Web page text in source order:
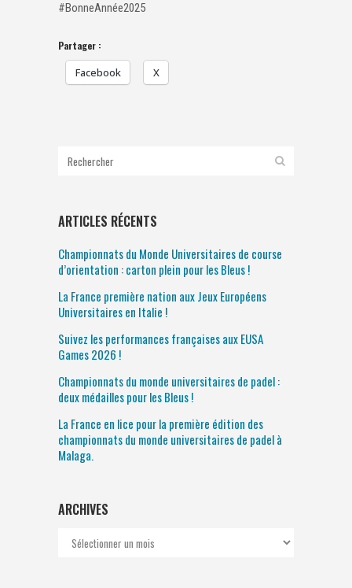
#BonneAnnée2025
Partager :
Facebook X
ARTICLES RÉCENTS
Championnats du Monde Universitaires de course
d’orientation : carton plein pour les Bleus !
La France première nation aux Jeux Européens
Universitaires en Italie !
Suivez les performances françaises aux EUSA
Games 2026 !
Championnats du monde universitaires de padel :
deux médailles pour les Bleus !
La France en lice pour la première édition des
championnats du monde universitaires de padel à
Malaga.
ARCHIVES
Archives